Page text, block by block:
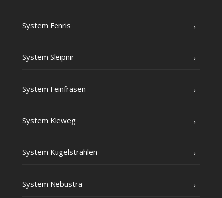
Sys­tem Fenris
Sys­tem Sleipnir
Sys­tem Feinfräsen
Sys­tem Kleweg
Sys­tem Kugelstrahlen
Sys­tem Nebustra